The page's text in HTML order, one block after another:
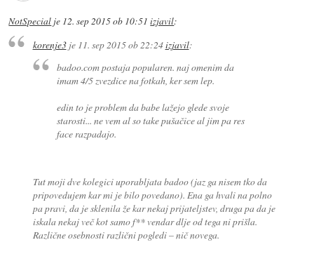
NotSpecial je 12. sep 2015 ob 10:51 izjavil:
korenje3je 11. sep 2015 ob 22:24izjavil:
badoo.com postaja popularen. naj omenim da
imam 4/5 zvezdice na fotkah, ker sem lep.
edin to je problem da babe lažejo glede svoje
starosti... ne vem al so take pušačice al jim pa res
face razpadajo.
Tut moji dve kolegici uporabljata badoo (jaz ga nisem tko da
pripovedujem kar mi je bilo povedano). Ena ga hvali na polno
pa pravi, da je sklenila že kar nekaj prijateljstev, druga pa da je
iskala nekaj več kot samo f** vendar dlje od tega ni prišla.
Različne osebnosti različni pogledi – nič novega.